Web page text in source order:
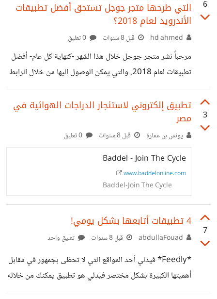
6 التي طرحها متجر جوجل تستحق أفضل تطبيقات
الأندرويد لعام 2018؟
قبل 8 سنوات
مرحباً نشر متجر جوجل خلال هذا الشهر -كنهاية كل عام- أفضل
تطبيقات لعام 2018، والتي يمكن الوصول إليها من خلال الرابط
التالي:
>https://play.google.com/store/apps/editorial_co
llection/promotion_topic_bestof2018_bestofapp
s_tp وبالطبع لديهم أسبابهم التي تدفعهم لإختيار هذه التطبيقات
دون غيرها، لكن من الناحية الشخصية هل ترى أن هذه
تطبيقات أخرى جربتها وددت لو كانت على تلك القائمة؟
##القائمة تشمل: * أفضل تطبيق * التطبيقات الأكثر إمتاعاً *
أفضل تطبيقات غير رائجة * أفضل التطبيقات المساعدة اليومية
3
تطبيق إلكتروني لاستئجار الدراجات الهوائية في
مصر
يونس بن عمارة قبل 8 سنوات
Baddel - Join The Cycle
www.baddelonline.com
Baddel-Join The Cycle
7
4 تطبيقات أتابعها بشكل يومي!
قبل 8 سنوات تعليق واحد
*Feedly* فيدلي أحد المواقع التي لا تحظى بجمهور في مقابل
أهميتها الكبيرة بشكل مختصر فيدلي هو تطبيق يمكنك من خلاله
انشاء قوائم لكل المواقع، القنوات، والكورسات التي تتابعها بشكل